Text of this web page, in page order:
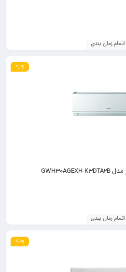
اتمام زمان بندی
ویژه
اتمام زمان بندی
ویژه